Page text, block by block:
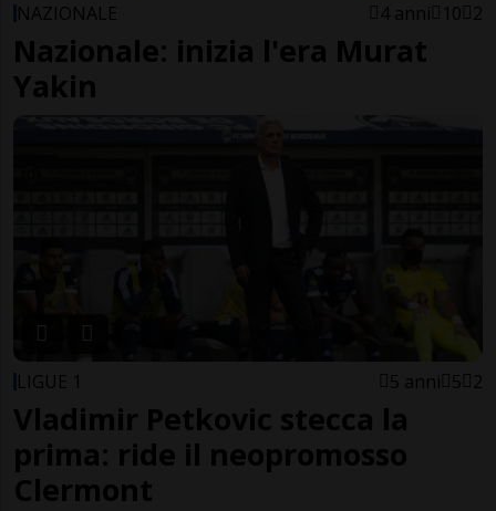
NAZIONALE 4 anni 10 2
Nazionale: inizia l'era Murat
Yakin
LIGUE 1 5 anni 5 2
Vladimir Petkovic stecca la
prima: ride il neopromosso
Clermont